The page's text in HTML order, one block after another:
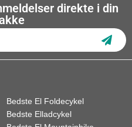
direkte i din
Bedste El Foldecykel
Bedste Elladcykel